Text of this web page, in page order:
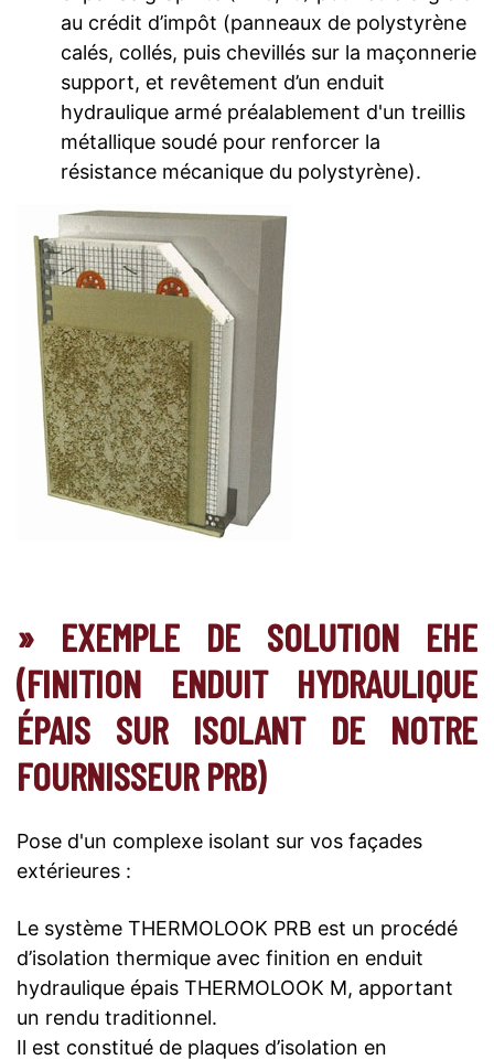
au crédit d’impôt (panneaux de polystyrène
calés, collés, puis chevillés sur la maçonnerie
support, et revêtement d’un enduit
hydraulique armé préalablement d'un treillis
métallique soudé pour renforcer la
résistance mécanique du polystyrène).
» EXEMPLE DE SOLUTION EHE
(FINITION ENDUIT HYDRAULIQUE
ÉPAIS SUR ISOLANT DE NOTRE
FOURNISSEUR PRB)
Pose d'un complexe isolant sur vos façades
extérieures :
Le système THERMOLOOK PRB est un procédé
d’isolation thermique avec finition en enduit
hydraulique épais THERMOLOOK M, apportant
un rendu traditionnel.
Il est constitué de plaques d’isolation en